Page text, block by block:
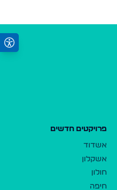
פרויקטים חדשים
אשדוד
אשקלון
חולון
חיפה